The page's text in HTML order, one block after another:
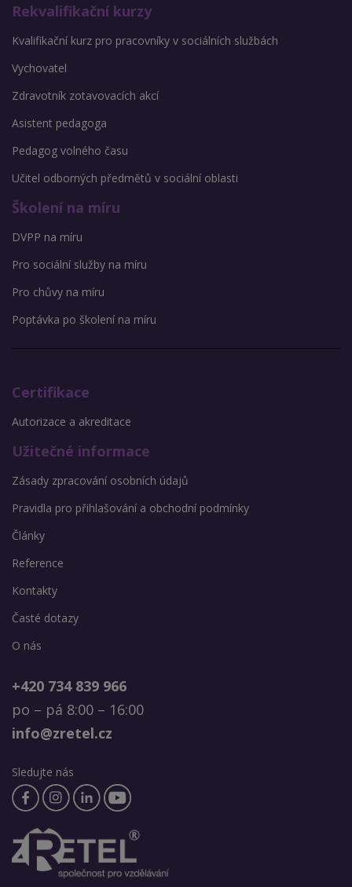
Rekvalifikační kurzy
Kvalifikační kurz pro pracovníky v sociálních službách
Vychovatel
Zdravotník zotavovacích akcí
Asistent pedagoga
Pedagog volného času
Učitel odborných předmětů v sociální oblasti
Školení na míru
DVPP na míru
Pro sociální služby na míru
Pro chůvy na míru
Poptávka po školení na míru
Certifikace
Autorizace a akreditace
Užitečné informace
Zásady zpracování osobních údajů
Pravidla pro přihlašování a obchodní podmínky
Články
Reference
Kontakty
Časté dotazy
O nás
+420 734 839 966
po – pá 8:00 – 16:00
info@zretel.cz
Sledujte nás